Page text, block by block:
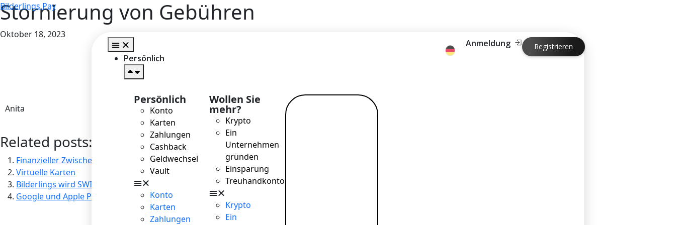
Bilderlings Pay
Persönlich
Persönlich
Konto
Karten
Zahlungen
Cashback
Geldwechsel
Vault
Konto
Karten
Zahlungen
Wollen Sie
mehr?
Krypto
Ein
Unternehmen
gründen
Einsparung
Treuhandkonto
Krypto
Ein
Anmeldung Registrieren
Stornierung von Gebühren
Oktober 18, 2023
Anita
Related posts:
Finanzieller Zwischenbericht 2021
Virtuelle Karten
Bilderlings wird SWIFT-Mitglied
Google und Apple Pay wurden kürzlich eingeführt